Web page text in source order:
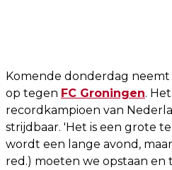
Komende donderdag neemt
op tegen FC Groningen.
recordkampioen van
strijdbaar. 'Het is een grote
wordt een lange avond,
red.) moeten we opstaan en